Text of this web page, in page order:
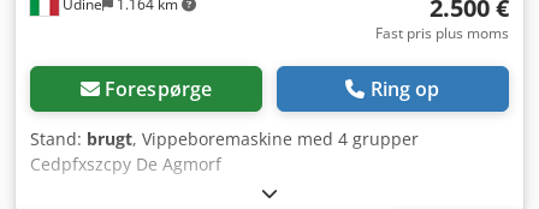
Udine 1.164 km 2.500 €
Fast pris plus moms
Forespørge Ring op
Stand: brugt, Vippeboremaskine med 4 grupper
Cedpfxszcpy De Agmorf